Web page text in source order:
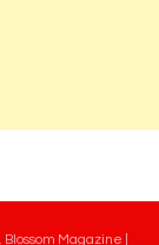
Blossom Magazine |